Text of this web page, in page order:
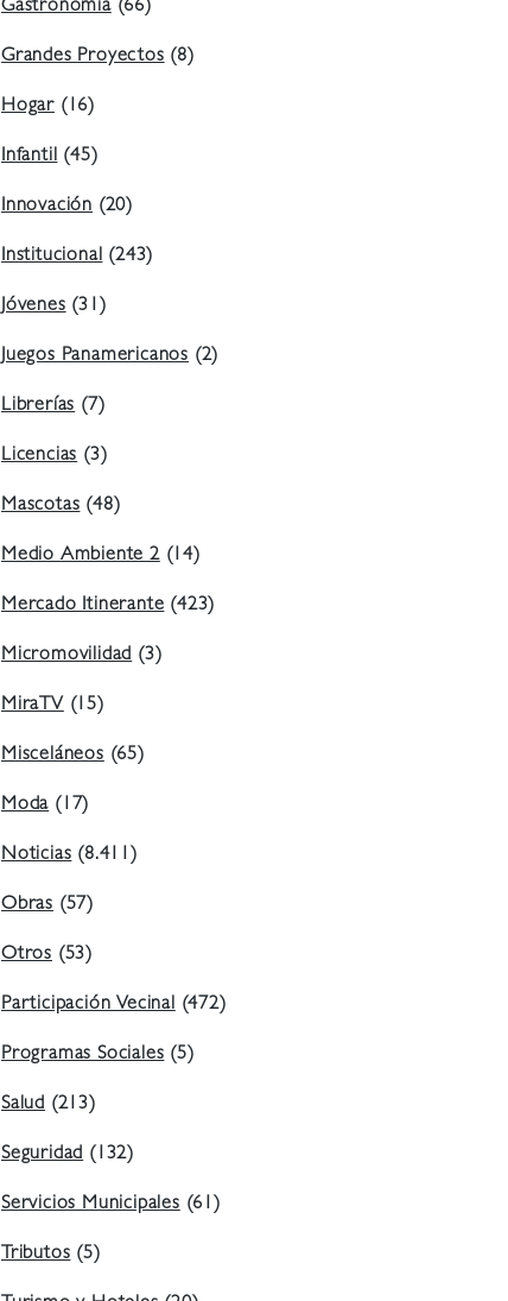
Gastronomía(66)
Grandes Proyectos(8)
Hogar (16)
Infantil(45)
Innovación (20)
Institucional(243)
Jóvenes(31)
Juegos Panamericanos (2)
Librerías(7)
Licencias(3)
Mascotas(48)
Medio Ambiente 2(14)
Mercado Itinerante(423)
Micromovilidad(3)
MiraTV(15)
Misceláneos(65)
Moda(17)
Noticias(8.411)
Obras (57)
Otros (53)
Participación Vecinal(472)
Programas Sociales(5)
Salud (213)
Seguridad(132)
Servicios Municipales(61)
Tributos(5)